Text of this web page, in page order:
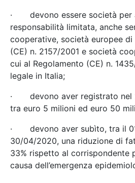
· devono essere società per
responsabilità limitata, anche
cooperative, società europee di
(CE) n. 2157/2001 e società
cui al Regolamento (CE) n.
legale in Italia;
· devono aver registrato nel
tra euro 5 milioni ed euro 50
· devono aver subìto, tra il
30/04/2020, una riduzione di
33% rispetto al corrispondente
causa dell’emergenza